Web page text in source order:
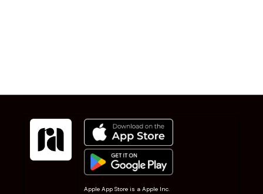
Apple App Store is a Apple Inc.